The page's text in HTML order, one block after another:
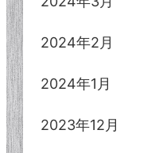
2024年2月
2024年1月
2023年12月